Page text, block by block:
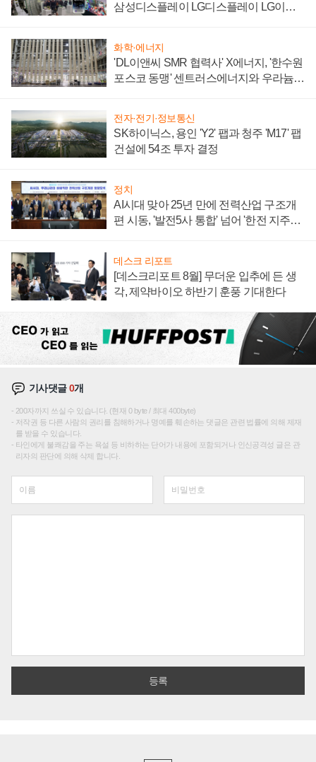
삼성디스플레이 LG디스플레이 LG이노
화학·에너지
'DL이앤씨 SMR 협력사' X에너지, '한수원
포스코 동맹' 센트러스에너지와 우라늄
전자·전기·정보통신
SK하이닉스, 용인 'Y2' 팹과 청주 'M17' 팹
건설에 54조 투자 결정
정치
AI시대 맞아 25년 만에 전력산업 구조개
편 시동, '발전5사 통합' 넘어 '한전 지주사'
데스크 리포트
[데스크리포트 8월] 무더운 입추에 든 생
각, 제약바이오 하반기 훈풍 기대한다
기사댓글0개
200자까지 쓰실 수 있습니다. (현재 0 byte / 최대 400byte)
저작권 등 다른 사람의 권리를 침해하거나 명예를 훼손하는 댓글은 관련 법률에 의해 제재
를 받을 수 있습니다.
타인에게 불쾌감을 주는 욕설 등 비하하는 단어가 내용에 포함되거나 인신공격성 글은 관
리자의 판단에 의해 삭제 합니다.